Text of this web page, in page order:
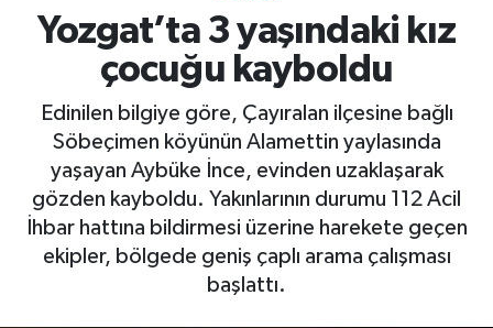
Yozgat’ta 3 yaşındaki kız
çocuğu kayboldu
Edinilen bilgiye göre, Çayıralan ilçesine bağlı
Söbeçimen köyünün Alamettin yaylasında
yaşayan Aybüke İnce, evinden uzaklaşarak
gözden kayboldu. Yakınlarının durumu 112 Acil
İhbar hattına bildirmesi üzerine harekete geçen
ekipler, bölgede geniş çaplı arama çalışması
başlattı.
Borsa Haberleri
İş Dünyası
Lojistik
Otovitrin
Asayiş
Süper Lig Puan Durumu ve Fikstür
Tüm Manşetler
Son Dakika Haberleri
Haber Arşivi